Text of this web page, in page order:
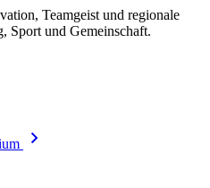
Teamgeist und regionale
Sport und Gemeinschaft.